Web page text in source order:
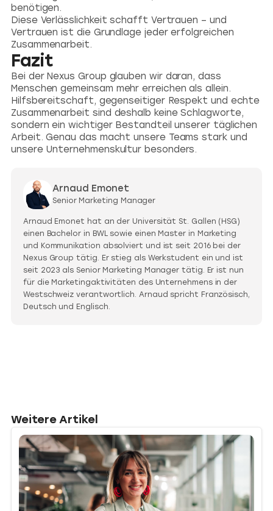
benötigen.
Diese Verlässlichkeit schafft Vertrauen – und
Vertrauen ist die Grundlage jeder erfolgreichen
Zusammenarbeit.
Fazit
Bei der Nexus Group glauben wir daran, dass
Menschen gemeinsam mehr erreichen als allein.
Hilfsbereitschaft, gegenseitiger Respekt und echte
Zusammenarbeit sind deshalb keine Schlagworte,
sondern ein wichtiger Bestandteil unserer täglichen
Arbeit. Genau das macht unsere Teams stark und
unsere Unternehmenskultur besonders.
Arnaud Emonet
Senior Marketing Manager
Arnaud Emonet hat an der Universität St. Gallen (HSG)
einen Bachelor in BWL sowie einen Master in Marketing
und Kommunikation absolviert und ist seit 2016 bei der
Nexus Group tätig. Er stieg als Werkstudent ein und ist
seit 2023 als Senior Marketing Manager tätig. Er ist nun
für die Marketingaktivitäten des Unternehmens in der
Westschweiz verantwortlich. Arnaud spricht Französisch,
Deutsch und Englisch.
Weitere Artikel